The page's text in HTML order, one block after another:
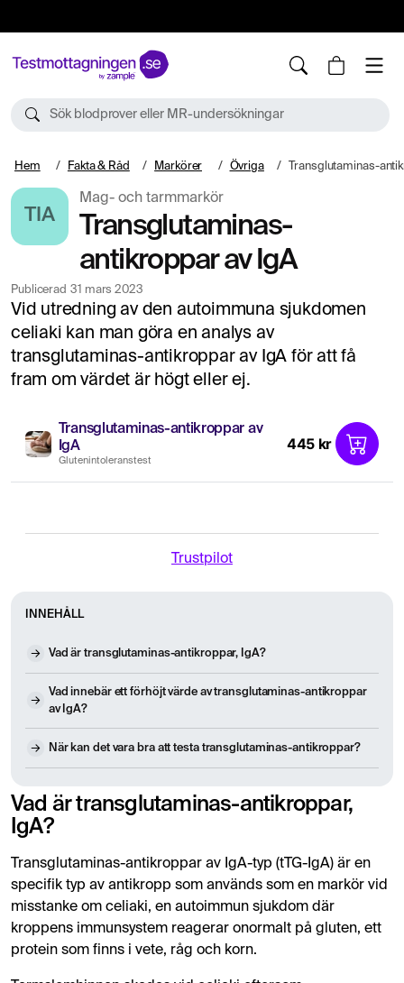
Sök blodprover eller MR-undersökningar
Hem Fakta & Råd Markörer Övriga Transglutaminas-
TIA
Mag- och tarmmarkör
Transglutaminas-
antikroppar av IgA
Publicerad 31 mars 2023
Vid utredning av den autoimmuna sjukdomen
celiaki kan man göra en analys av
transglutaminas-antikroppar av IgA för att få
fram om värdet är högt eller ej.
Transglutaminas-antikroppar av
IgA
Glutenintoleranstest
445 kr
Trustpilot
INNEHÅLL
Vad är transglutaminas-antikroppar, IgA?
Vad innebär ett förhöjt värde av transglutaminas-antikroppar
av IgA?
När kan det vara bra att testa transglutaminas-antikroppar?
Vad är transglutaminas-antikroppar,
IgA?
Transglutaminas-antikroppar av IgA-typ (tTG-IgA) är en
specifik typ av antikropp som används som en markör vid
misstanke om celiaki, en autoimmun sjukdom där
kroppens immunsystem reagerar onormalt på gluten, ett
protein som finns i vete, råg och korn.